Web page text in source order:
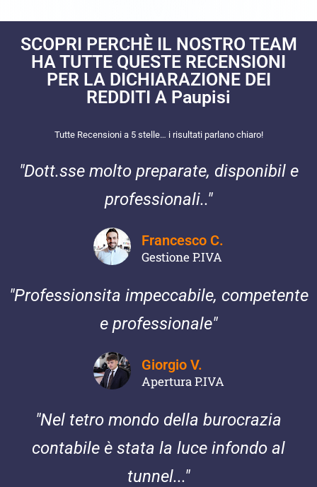
SCOPRI PERCHÈ IL NOSTRO TEAM
HA TUTTE QUESTE RECENSIONI
PER LA DICHIARAZIONE DEI
REDDITI A Paupisi
Tutte Recensioni a 5 stelle… i risultati parlano chiaro!
"Dott.sse molto preparate, disponibil e
professionali.."
Francesco C.
Gestione P.IVA
"Professionsita impeccabile, competente
e professionale"
Giorgio V.
Apertura P.IVA
"Nel tetro mondo della burocrazia
contabile è stata la luce infondo al
tunnel..."